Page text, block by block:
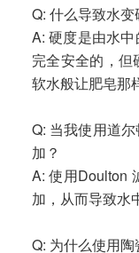
Q: 什么导致水变
A: 硬度是由水
完全安全的，
软水般让肥皂那
Q: 当我使用道
加？
A: 使用Doulton
加，从而导致水
Q: 为什么使用